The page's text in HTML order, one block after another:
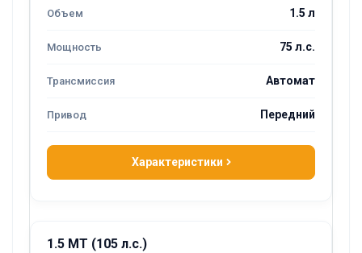
1.5 л
75 л.с.
Автомат
Передний
Характеристики
1.5 MT (105 л.с.)